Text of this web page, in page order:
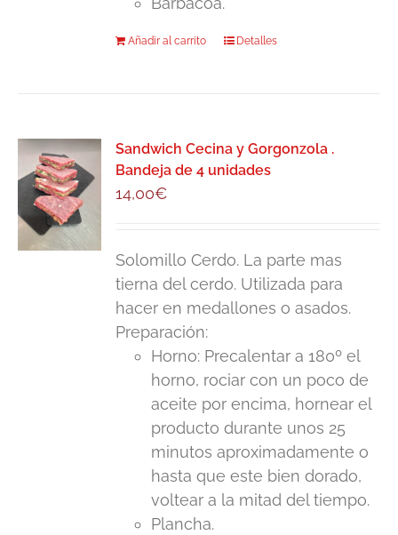
Añadir al carrito Detalles
Sandwich Cecina y Gorgonzola .
Bandeja de 4 unidades
14,00€
Solomillo Cerdo. La parte mas
tierna del cerdo. Utilizada para
hacer en medallones o asados.
Preparación:
Horno: Precalentar a 180º el
horno, rociar con un poco de
aceite por encima, hornear el
producto durante unos 25
minutos aproximadamente o
hasta que este bien dorado,
voltear a la mitad del tiempo.
Plancha.